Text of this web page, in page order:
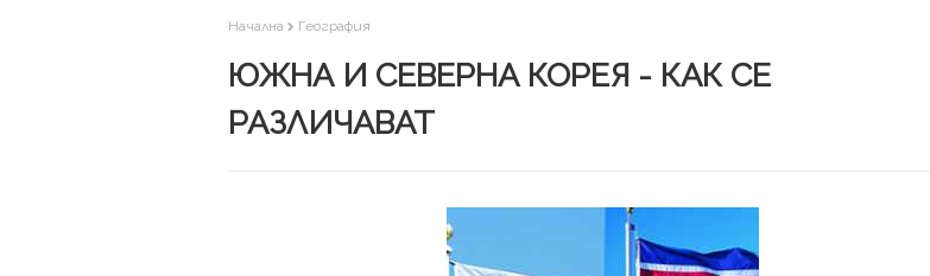
Начална География
ЮЖНА И СЕВЕРНА КОРЕЯ - КАК СЕ
РАЗЛИЧАВАТ